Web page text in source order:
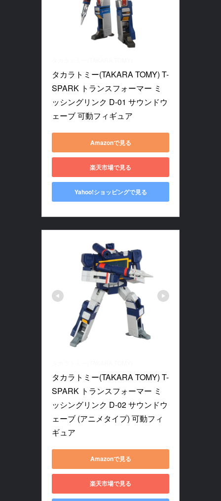
タカラトミー(TAKARA TOMY) T-
SPARK トランスフォーマー ミ
ッシングリンク D-01 サウンドウ
ェーブ 可動フィギュア
Amazonで見る
楽天市場で見る
Yahoo!ショッピングで見る
タカラトミー(TAKARA TOMY) T-
SPARK トランスフォーマー ミ
ッシングリンク D-02 サウンドウ
ェーブ (アニメタイプ) 可動フィ
ギュア
Amazonで見る
楽天市場で見る